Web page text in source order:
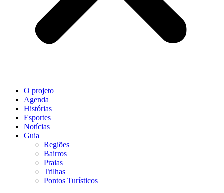
O projeto
Agenda
Histórias
Esportes
Notícias
Guia
Regiões
Bairros
Praias
Trilhas
Pontos Turísticos